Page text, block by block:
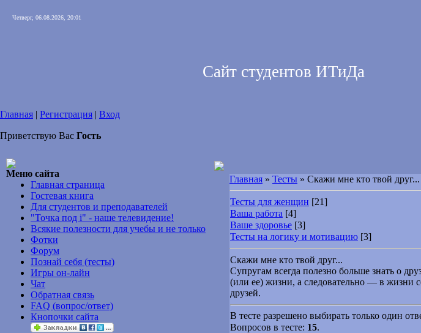
Четверг, 06.08.2026, 20:01
Сайт студентов ИТиДа
Главная | Регистрация | Вход
Приветствую Вас Гость
Меню сайта
Главная страница
Гостевая книга
Для студентов и преподавателей
"Точка под i" - наше телевидение!
Всякие полезности для учебы и не только
Фотки
Форум
Познай себя (тесты)
Игры он-лайн
Чат
Обратная связь
FAQ (вопрос/ответ)
Кнопочки сайта
Главная » Тесты » Скажи мне кто твой друг...
Тесты для женщин [21]
Ваша работа [4]
Ваше здоровье [3]
Тесты на логику и мотивацию [3]
Скажи мне кто твой друг...
Супругам всегда полезно больше знать о
(или ее) жизни, а следовательно — в
друзей.
В тесте разрешено выбирать только один
Вопросов в тесте: 15.